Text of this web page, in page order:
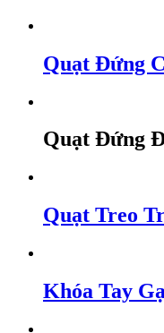
Quạt Đứng
Quạt Đứng
Quạt Treo
Khóa Tay